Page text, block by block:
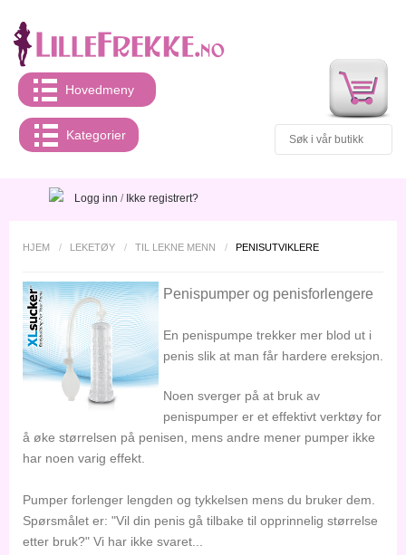
Hovedmeny
Kategorier
Logg inn / Ikke registrert?
HJEM / LEKETØY / TIL LEKNE MENN / PENISUTVIKLERE
Penispumper og penisforlengere
En penispumpe trekker mer blod ut i
penis slik at man får hardere ereksjon.
Noen sverger på at bruk av
penispumper er et effektivt verktøy for
å øke størrelsen på penisen, mens andre mener pumper ikke
har noen varig effekt.
Pumper forlenger lengden og tykkelsen mens du bruker dem.
Spørsmålet er: "Vil din penis gå tilbake til opprinnelig størrelse
etter bruk?" Vi har ikke svaret...